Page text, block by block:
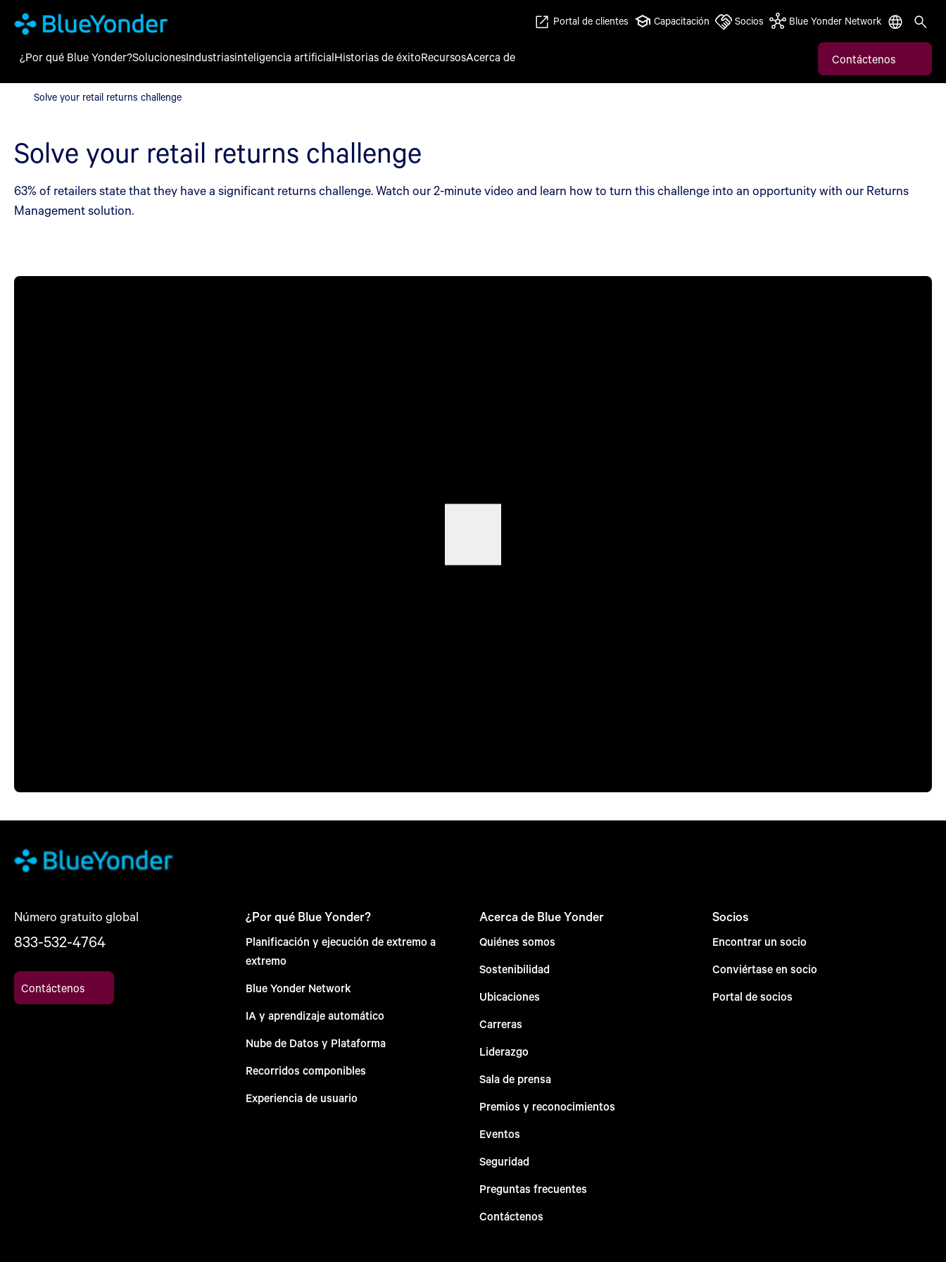
Solve your retail returns challenge
Portal de clientes Capacitación Socios Blue Yonder Network
¿Por qué Blue Yonder?SolucionesIndustriasinteligencia artificialHistorias de éxitoRecursosAcerca de Contáctenos
Solve your retail returns challenge
Solve your retail returns challenge
63% of retailers state that they have a significant returns challenge. Watch our 2-minute video and learn how to turn this challenge into an opportunity with our Returns
Management solution.
Número gratuito global
833-532-4764
Contáctenos
¿Por qué Blue Yonder?
Planificación y ejecución de extremo a
extremo
Blue Yonder Network
IA y aprendizaje automático
Nube de Datos y Plataforma
Recorridos componibles
Experiencia de usuario
Acerca de Blue Yonder
Quiénes somos
Sostenibilidad
Ubicaciones
Carreras
Liderazgo
Sala de prensa
Premios y reconocimientos
Eventos
Seguridad
Preguntas frecuentes
Contáctenos
Socios
Encontrar un socio
Conviértase en socio
Portal de socios